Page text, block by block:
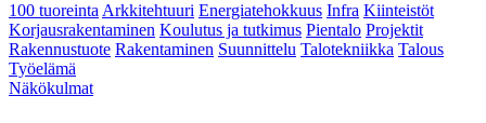
100 tuoreintaArkkitehtuuri Energiatehokkuus Infra Kiinteistöt
Korjausrakentaminen Koulutus ja tutkimus Pientalo Projektit
Rakennustuote Rakentaminen Suunnittelu Talotekniikka Talous
Työelämä
Näkökulmat